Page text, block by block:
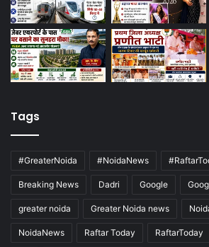
Tags
#GreaterNoida #NoidaNews
Breaking News Dadri Google
greater noida Greater Noida news
NoidaNews Raftar Today RaftarToday